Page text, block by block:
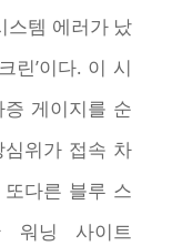
스템 에러가 났
린’이다. 이 시
게이지를 순
위가 접속 차
다른 블루 스
워닝 사이트